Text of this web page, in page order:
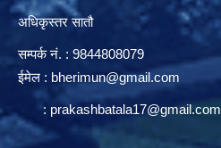
अधिकृस्तर सातौ
सम्पर्क न‌ं. : 9844808079
ईमेल : bherimun@gmail.com
: prakashbatala17@gmail.com